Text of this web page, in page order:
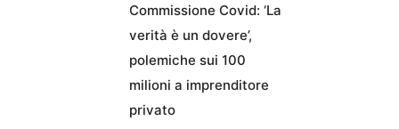
Commissione Covid: ‘La
verità è un dovere’,
polemiche sui 100
milioni a imprenditore
privato